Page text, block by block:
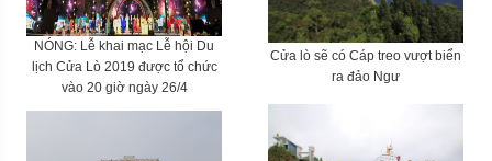
NÓNG: Lễ khai mạc Lễ hội Du
lịch Cửa Lò 2019 được tổ chức
vào 20 giờ ngày 26/4
Cửa lò sẽ có Cáp treo vượt biển
ra đảo Ngư